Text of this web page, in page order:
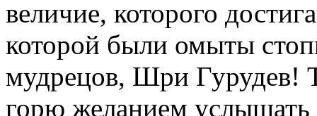
величие, которого
которой были омыты
мудрецов, Шри Гурудев!
горю желанием услышать